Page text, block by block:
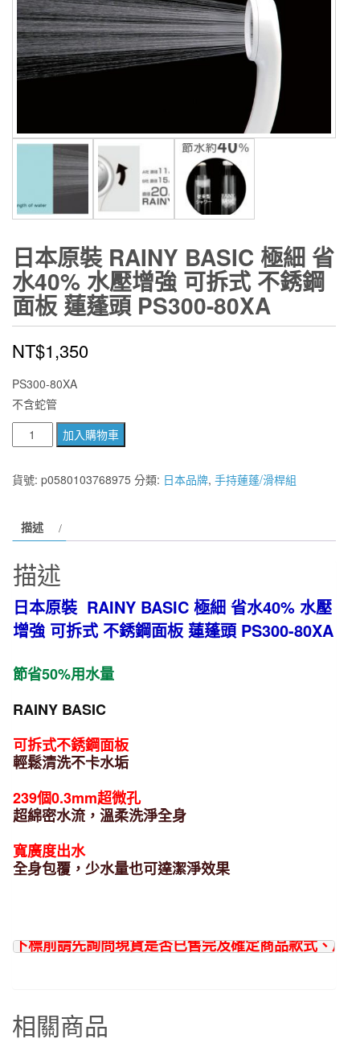
日本原裝 RAINY BASIC 極細 省
水40% 水壓增強 可拆式 不銹鋼
面板 蓮蓬頭 PS300-80XA
NT$1,350
PS300-80XA
不含蛇管
本
原
BASIC
細
水
40%
壓
強
拆
式
不
銹
面
板
PS300-
量
加入購物車
貨號: p0580103768975 分類: 日本品牌, 手持蓮蓬/滑桿組
描述
描述
日本原裝 RAINY BASIC 極細 省水40% 水壓
增強 可拆式 不銹鋼面板 蓮蓬頭 PS300-80XA
節省50%用水量
RAINY BASIC
可拆式不銹鋼面板
輕鬆清洗不卡水垢
239個0.3mm超微孔
超綿密水流，溫柔洗淨全身
寬廣度出水
全身包覆，少水量也可達潔淨效果
下標前請先詢問現貨是否已售完及確定商品款式、尺
相關商品